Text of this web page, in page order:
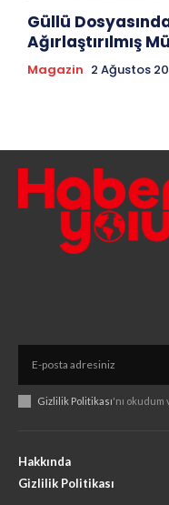
Güllü
Ağırlaştırılmış
Magazin 2 Ağustos
Gizlilik Politikası'nı okudum
Hakkında
Gizlilik Politikası